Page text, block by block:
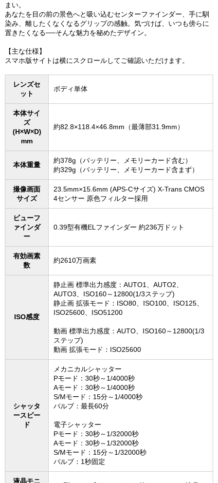
まい。
あなたを目の前の景色へと吸い込むセンターファインダー、手に馴
染み、離したくなくなるグリップの感触。気づけば、いつも傍らに
置きたくなる──そんな魅力を秘めたデザイン。
【主な仕様】
スマホ版サイトは横にスクロールしてご確認いただけます。
レンズセ
ット
ボディ単体
本体サイ
ズ
(H×W×D)
mm
約82.8×118.4×46.8mm（最薄部31.9mm）
本体重量
約378g（バッテリー、メモリーカード含む）
約329g（バッテリー、メモリーカード含まず）
撮像画面
サイズ
23.5mm×15.6mm (APS-Cサイズ) X-Trans CMOS
4センサー 原色フィルター採用
ビューフ
ァインダ
ー
0.39型有機ELファインダー 約236万ドット
有効画素
数
約2610万画素
ISO感度
静止画 標準出力感度：AUTO1、AUTO2、
AUTO3、ISO160～12800(1/3ステップ)
静止画 拡張モード：ISO80、ISO100、ISO125、
ISO25600、ISO51200
動画 標準出力感度：AUTO、ISO160～12800(1/3
ステップ)
動画 拡張モード：ISO25600
シャッタ
ースピー
ド
メカニカルシャッター
Pモード：30秒～1/4000秒
Aモード：30秒～1/4000秒
S/Mモード：15分～1/4000秒
バルブ：最長60分
電子シャッター
Pモード：30秒～1/32000秒
Aモード：30秒～1/32000秒
S/Mモード：15分～1/32000秒
バルブ：1秒固定
液晶モニ